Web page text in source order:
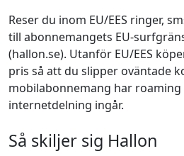
Reser du inom EU/EES ringer,
till abonnemangets EU-
(hallon.se). Utanför EU/EES
pris så att du slipper oväntade
mobilabonnemang har roaming
internetdelning ingår.
Så skiljer sig Hallon